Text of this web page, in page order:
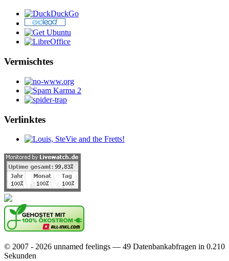
Vermischtes
Verlinktes
© 2007 - 2026 unnamed feelings — 49 Datenbankabfragen in 0.210
Sekunden